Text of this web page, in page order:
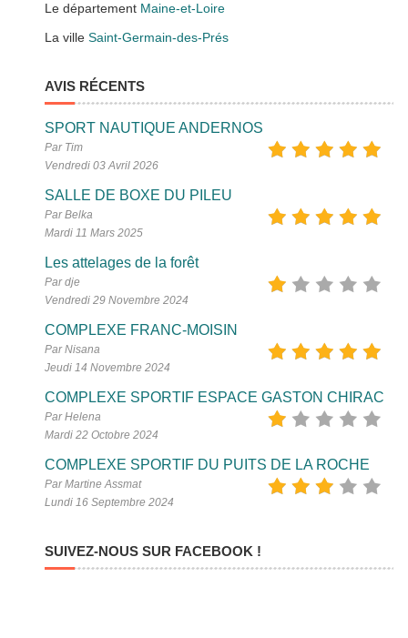
Le département Maine-et-Loire
La villeSaint-Germain-des-Prés
AVIS RÉCENTS
SPORT NAUTIQUE ANDERNOS
Par Tim
Vendredi 03 Avril 2026
SALLE DE BOXE DU PILEU
Par Belka
Mardi 11 Mars 2025
Les attelages de la forêt
Par dje
Vendredi 29 Novembre 2024
COMPLEXE FRANC-MOISIN
Par Nisana
Jeudi 14 Novembre 2024
COMPLEXE SPORTIF ESPACE GASTON CHIRAC
Par Helena
Mardi 22 Octobre 2024
COMPLEXE SPORTIF DU PUITS DE LA ROCHE
Par Martine Assmat
Lundi 16 Septembre 2024
SUIVEZ-NOUS SUR FACEBOOK !